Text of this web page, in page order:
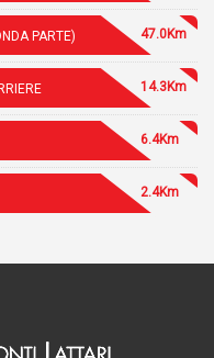
PARTE) 47.0Km
14.3Km
6.4Km
2.4Km